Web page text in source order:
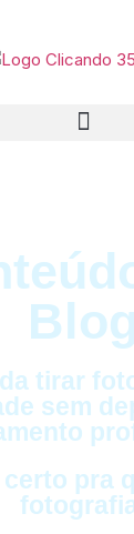
Blog
tirar
sem
pra